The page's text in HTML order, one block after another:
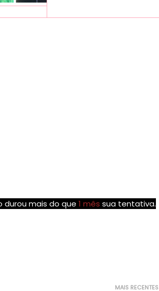
durou mais do que 1 mês sua tentativa.
MAIS RECENTES